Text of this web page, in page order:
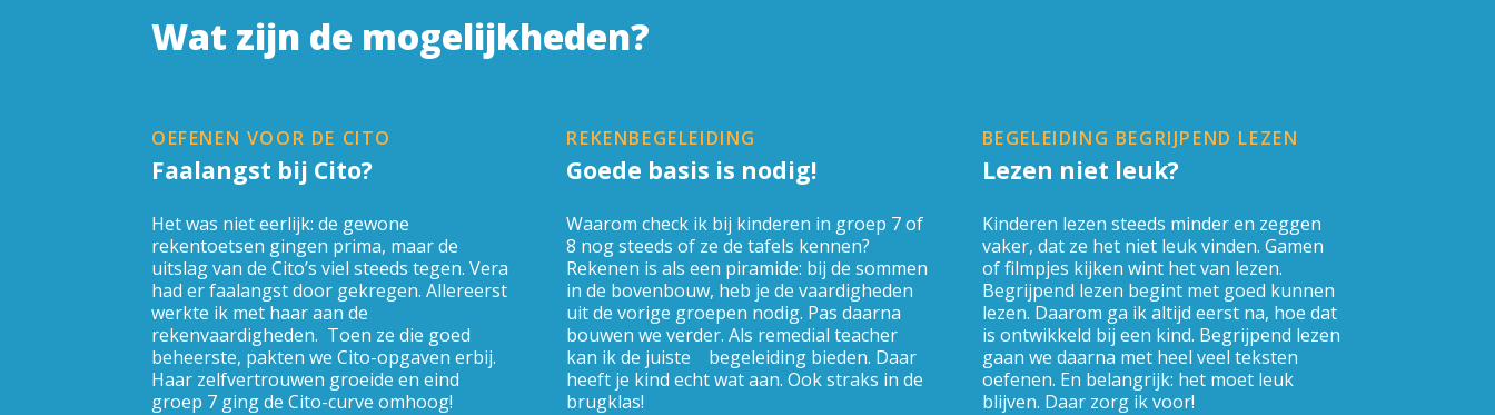
Wat zijn de mogelijkheden?
OEFENEN VOOR DE CITO
Faalangst bij Cito?
Het was niet eerlijk: de gewone
rekentoetsen gingen prima, maar de
uitslag van de Cito’s viel steeds tegen. Vera
had er faalangst door gekregen. Allereerst
werkte ik met haar aan de
rekenvaardigheden. Toen ze die goed
beheerste, pakten we Cito-opgaven erbij.
Haar zelfvertrouwen groeide en eind
groep 7 ging de Cito-curve omhoog!
REKENBEGELEIDING
Goede basis is nodig!
Waarom check ik bij kinderen in groep 7 of
8 nog steeds of ze de tafels kennen?
Rekenen is als een piramide: bij de sommen
in de bovenbouw, heb je de vaardigheden
uit de vorige groepen nodig. Pas daarna
bouwen we verder. Als remedial teacher
kan ik de juiste begeleiding bieden. Daar
heeft je kind echt wat aan. Ook straks in de
brugklas!
BEGELEIDING BEGRIJPEND LEZEN
Lezen niet leuk?
Kinderen lezen steeds minder en zeggen
vaker, dat ze het niet leuk vinden. Gamen
of filmpjes kijken wint het van lezen.
Begrijpend lezen begint met goed kunnen
lezen. Daarom ga ik altijd eerst na, hoe dat
is ontwikkeld bij een kind. Begrijpend lezen
gaan we daarna met heel veel teksten
oefenen. En belangrijk: het moet leuk
blijven. Daar zorg ik voor!